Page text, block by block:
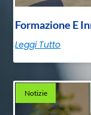
Formazione E
Leggi Tutto
Notizie